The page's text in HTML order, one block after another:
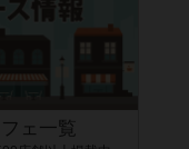
ェ一覧